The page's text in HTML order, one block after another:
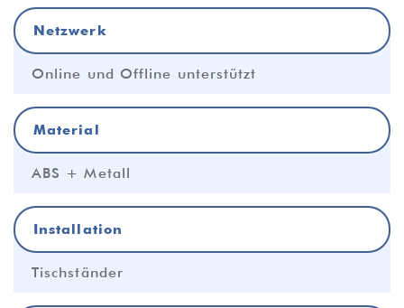
Netzwerk
Online und Offline unterstützt
Material
ABS + Metall
Installation
Tischständer